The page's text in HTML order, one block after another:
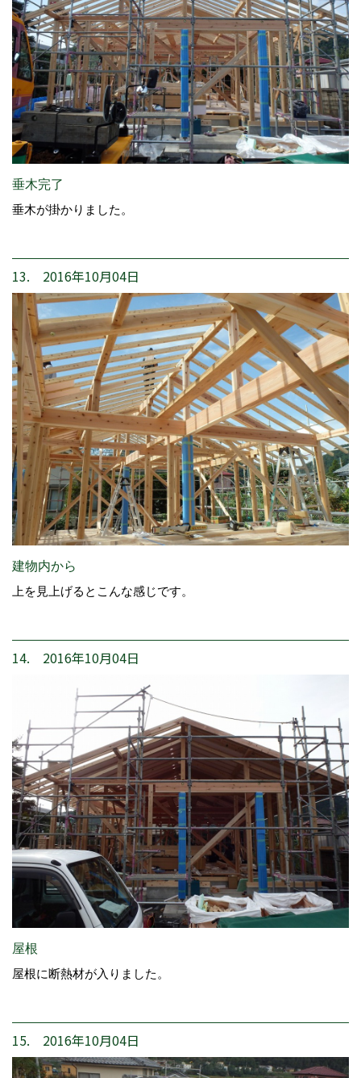
垂木完了
垂木が掛かりました。
13. 2016年10月04日
建物内から
上を見上げるとこんな感じです。
14. 2016年10月04日
屋根
屋根に断熱材が入りました。
15. 2016年10月04日